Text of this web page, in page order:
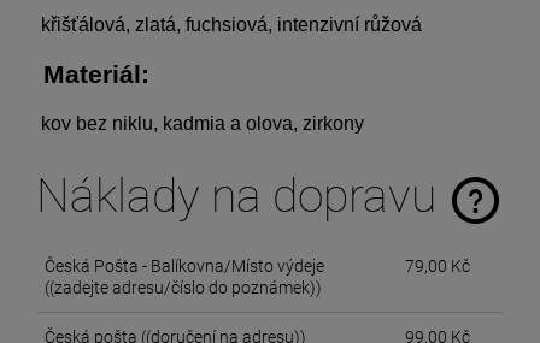
křišťálová, zlatá, fuchsiová, intenzivní růžová
Materiál:
kov bez niklu, kadmia a olova, zirkony
Náklady na dopravu
The price does not include any possible payment costs
Česká Pošta - Balíkovna/Místo výdeje
((zadejte adresu/číslo do poznámek))
79,00 Kč
Česká pošta ((doručení na adresu)) 99,00 Kč